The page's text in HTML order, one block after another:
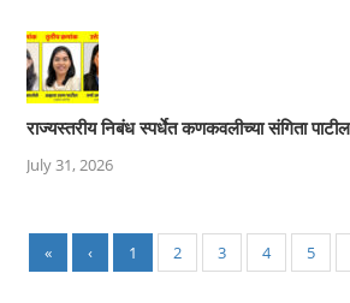
राज्यस्तरीय निबंध स्पर्धेत कणकवलीच्या संगिता
July 31, 2026
« ‹ 1 2 3 4 5